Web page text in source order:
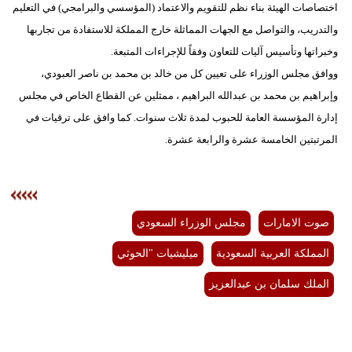
اختصاصات الهيئة بناء نظم للتقويم والاعتماد (المؤسسي والبرامجي) في التعليم
والتدريب، والتواصل مع الجهات المماثلة خارج المملكة للاستفادة من تجاربها
وخبراتها وتأسيس آليات للتعاون وفقاً للإجراءات المتبعة.
ووافق مجلس الوزراء على تعيين كل من خالد بن محمد بن ناصر العبودي،
وإبراهيم بن محمد بن عبدالله البراهيم ، ممثلين عن القطاع الخاص في مجلس
إدارة المؤسسة العامة للحبوب لمدة ثلاث سنوات. كما وافق على ترقيات في
المرتبتين الخامسة عشرة والرابعة عشرة.
صوت الامارات مجلس الوزراء السعودي
المملكة العربية السعودية ميليشيات "الحوثي
الملك سلمان بن عبدالعزيز